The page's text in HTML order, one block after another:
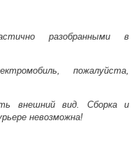
разобранными в
пожалуйста,
внешний вид. Сборка и
невозможна!